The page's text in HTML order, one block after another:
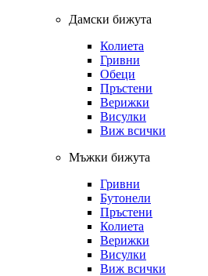
Дамски бижута
Колиета
Гривни
Обеци
Пръстени
Верижки
Висулки
Виж всички
Мъжки бижута
Гривни
Бутонели
Пръстени
Колиета
Верижки
Висулки
Виж всички